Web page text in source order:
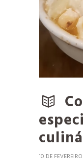
10 DE